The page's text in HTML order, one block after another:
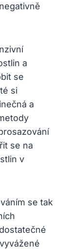
a
se
si
a
se na
v
se tak